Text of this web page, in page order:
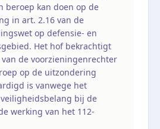
beroep kan doen op de
in art. 2.16 van de
op defensie- en
Het hof bekrachtigt
de voorzieningenrechter
op de uitzondering
is vanwege het
bij de
werking van het 112-